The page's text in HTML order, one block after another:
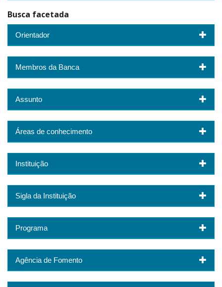
Busca facetada
Orientador
Membros da Banca
Assunto
Áreas de conhecimento
Instituição
Sigla da Instituição
Programa
Agência de Fomento